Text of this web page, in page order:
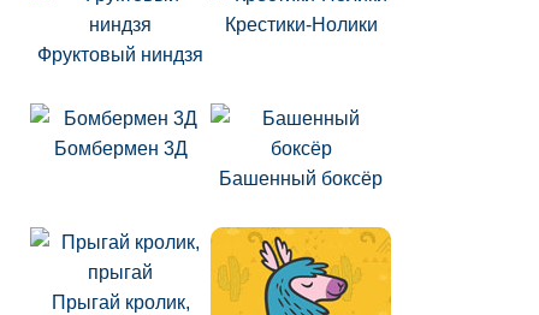
Фруктовый ниндзя
Крестики-Нолики
Бомбермен 3Д
Башенный боксёр
Прыгай кролик,